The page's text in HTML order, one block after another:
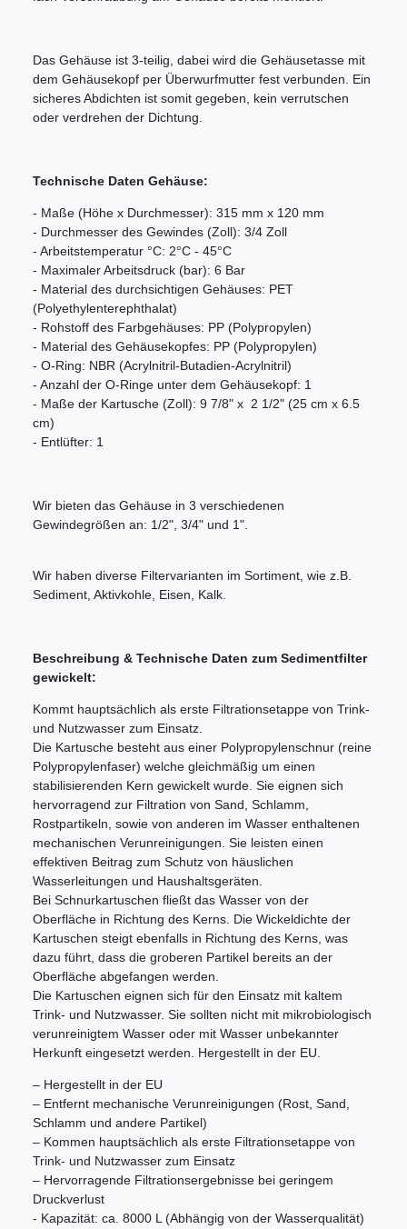
Das Gehäuse ist 3-teilig, dabei wird die Gehäusetasse mit
dem Gehäusekopf per Überwurfmutter fest verbunden. Ein
sicheres Abdichten ist somit gegeben, kein verrutschen
oder verdrehen der Dichtung.
Technische Daten Gehäuse:
- Maße (Höhe x Durchmesser): 315 mm x 120 mm
- Durchmesser des Gewindes (Zoll): 3/4 Zoll
- Arbeitstemperatur °C: 2°C - 45°C
- Maximaler Arbeitsdruck (bar): 6 Bar
- Material des durchsichtigen Gehäuses: PET
(Polyethylenterephthalat)
- Rohstoff des Farbgehäuses: PP (Polypropylen)
- Material des Gehäusekopfes: PP (Polypropylen)
- O-Ring: NBR (Acrylnitril-Butadien-Acrylnitril)
- Anzahl der O-Ringe unter dem Gehäusekopf: 1
- Maße der Kartusche (Zoll): 9 7/8" x 2 1/2" (25 cm x 6.5
cm)
- Entlüfter: 1
Wir bieten das Gehäuse in 3 verschiedenen
Gewindegrößen an: 1/2", 3/4" und 1".
Wir haben diverse Filtervarianten im Sortiment, wie z.B.
Sediment, Aktivkohle, Eisen, Kalk.
Beschreibung & Technische Daten zum Sedimentfilter
gewickelt:
Kommt hauptsächlich als erste Filtrationsetappe von Trink-
und Nutzwasser zum Einsatz.
Die Kartusche besteht aus einer Polypropylenschnur (reine
Polypropylenfaser) welche gleichmäßig um einen
stabilisierenden Kern gewickelt wurde. Sie eignen sich
hervorragend zur Filtration von Sand, Schlamm,
Rostpartikeln, sowie von anderen im Wasser enthaltenen
mechanischen Verunreinigungen. Sie leisten einen
effektiven Beitrag zum Schutz von häuslichen
Wasserleitungen und Haushaltsgeräten.
Bei Schnurkartuschen fließt das Wasser von der
Oberfläche in Richtung des Kerns. Die Wickeldichte der
Kartuschen steigt ebenfalls in Richtung des Kerns, was
dazu führt, dass die groberen Partikel bereits an der
Oberfläche abgefangen werden.
Die Kartuschen eignen sich für den Einsatz mit kaltem
Trink- und Nutzwasser. Sie sollten nicht mit mikrobiologisch
verunreinigtem Wasser oder mit Wasser unbekannter
Herkunft eingesetzt werden. Hergestellt in der EU.
– Hergestellt in der EU
– Entfernt mechanische Verunreinigungen (Rost, Sand,
Schlamm und andere Partikel)
– Kommen hauptsächlich als erste Filtrationsetappe von
Trink- und Nutzwasser zum Einsatz
– Hervorragende Filtrationsergebnisse bei geringem
Druckverlust
- Kapazität: ca. 8000 L (Abhängig von der Wasserqualität)